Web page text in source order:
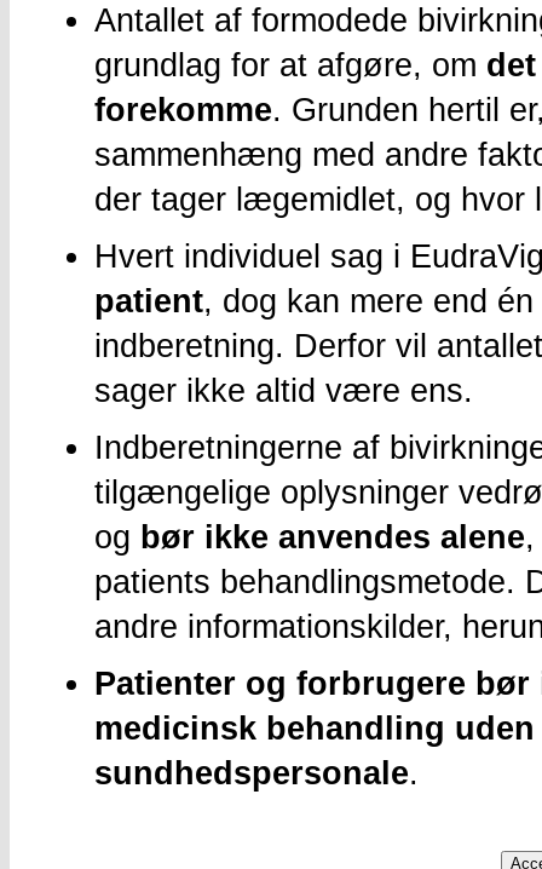
Antallet af formodede
grundlag for at afgøre, om
forekomme. Grunden hertil
sammenhæng med andre
der tager lægemidlet, og
Hvert individuel sag i
patient, dog kan mere end
indberetning. Derfor vil
sager ikke altid være ens.
Indberetningerne af
tilgængelige oplysninger
og bør ikke anvendes alene
patients behandlingsmetode.
andre informationskilder,
Patienter og forbrugere
medicinsk behandling
sundhedspersonale.